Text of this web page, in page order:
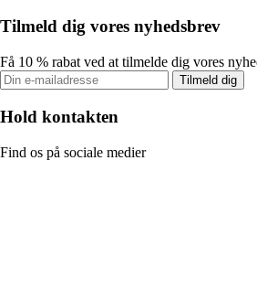
Tilmeld dig vores nyhedsbrev
Få 10 % rabat ved at tilmelde dig vores
Tilmeld dig
Hold kontakten
Find os på sociale medier